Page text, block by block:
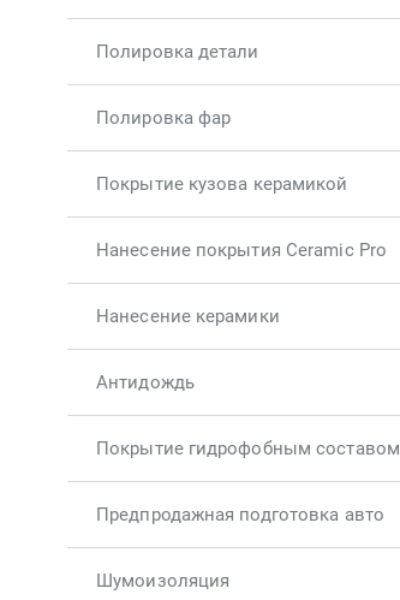
Полировка детали
Полировка фар
Покрытие кузова керамикой
Нанесение покрытия Ceramic Pro
Нанесение керамики
Антидождь
Покрытие гидрофобным составом
Предпродажная подготовка авто
Шумоизоляция